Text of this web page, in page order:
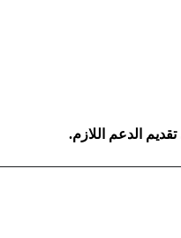
الدعم اللازم.